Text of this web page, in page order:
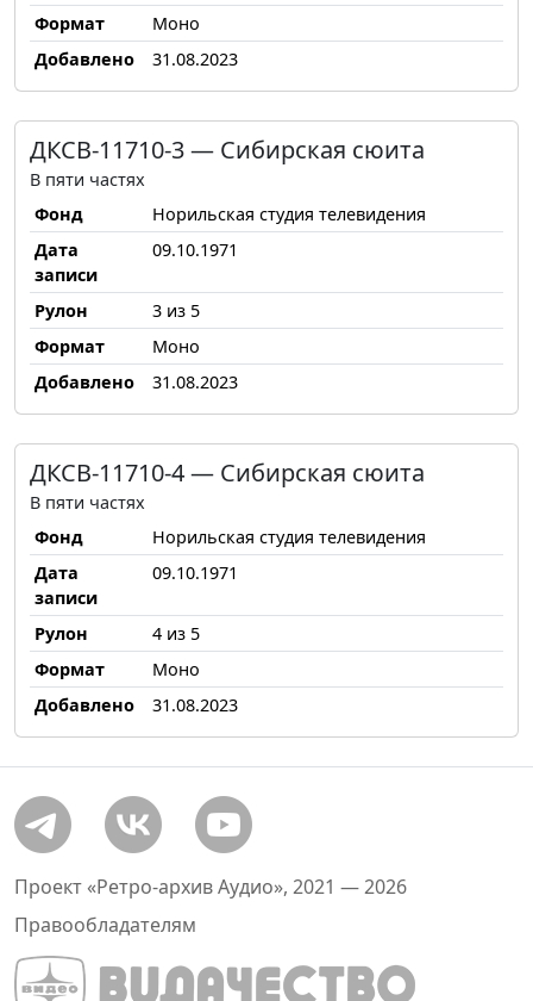
Формат
Моно
Добавлено
31.08.2023
ДКСВ-11710-3 — Сибирская сюита
В пяти частях
Фонд
Норильская студия телевидения
Дата
записи
09.10.1971
Рулон
3 из 5
Формат
Моно
Добавлено
31.08.2023
ДКСВ-11710-4 — Сибирская сюита
В пяти частях
Фонд
Норильская студия телевидения
Дата
записи
09.10.1971
Рулон
4 из 5
Формат
Моно
Добавлено
31.08.2023
Проект «Ретро-архив Аудио», 2021 — 2026
Правообладателям